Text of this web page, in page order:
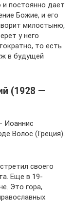
постоянно дает
Божие, и его
милостыню,
у него
то есть
в будущей
(1928 —
Иоаннис
Волос (Греция).
своего
Еще в 19-
Это гора,